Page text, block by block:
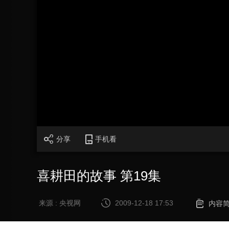
分享 手机看
喜耕田的故事 第19集
来源 : 央视网 2009-12-18 17:53 内容